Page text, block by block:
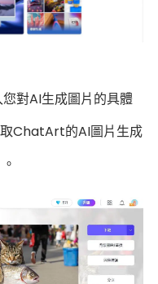
您對AI生成圖片的具體
ChatArt的AI圖片生成